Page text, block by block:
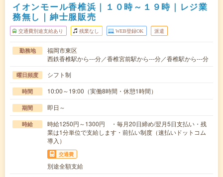
イオンモール香椎浜｜１０時～１９時｜レジ業
務無し｜紳士服販売
交通費別途支給あり 残業なし WEB登録OK 派遣
勤務地
福岡市東区
西鉄香椎駅から---分／香椎宮前駅から---分／香椎駅から---分
曜日頻度 シフト制
時間 10:00～19:00（実働8時間・休憩1時間）
期間 即日～
時給
時給1250円～1300円 ・毎月20日締め/翌月5日支払い・残
業は1分単位で支給します・前払い制度（速払いドットコム
導入）
交通費
別途全額支給